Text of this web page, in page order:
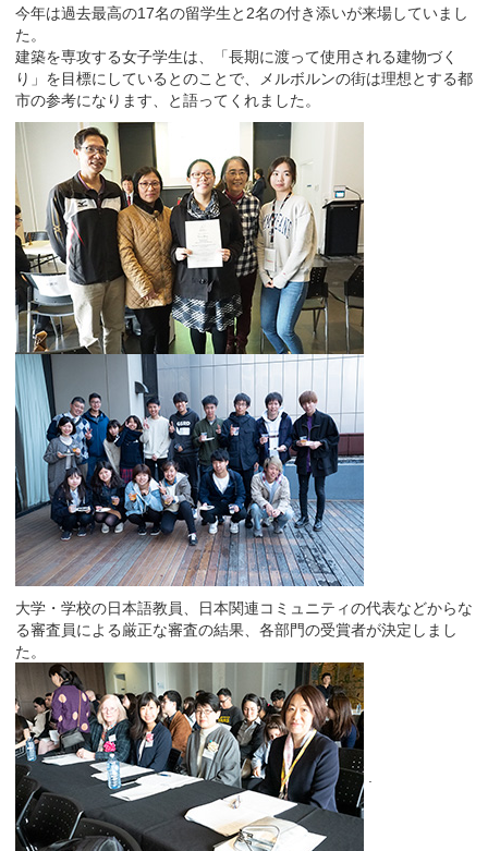
今年は過去最高の17名の留学生と2名の付き添いが来場していまし
た。
建築を専攻する女子学生は、「長期に渡って使用される建物づく
り」を目標にしているとのことで、メルボルンの街は理想とする都
市の参考になります、と語ってくれました。
大学・学校の日本語教員、日本関連コミュニティの代表などからな
る審査員による厳正な審査の結果、各部門の受賞者が決定しまし
た。
.